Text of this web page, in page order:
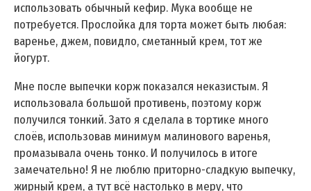
использовать обычный кефир. Мука вообще не
потребуется. Прослойка для торта может быть любая:
варенье, джем, повидло, сметанный крем, тот же
йогурт.
Мне после выпечки корж показался неказистым. Я
использовала большой противень, поэтому корж
получился тонкий. Зато я сделала в тортике много
слоёв, использовав минимум малинового варенья,
промазывала очень тонко. И получилось в итоге
замечательно! Я не люблю приторно-сладкую выпечку,
жирный крем, а тут всё настолько в меру, что